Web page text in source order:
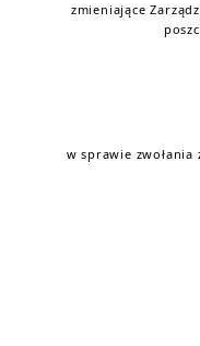
zmieniające
w sprawie